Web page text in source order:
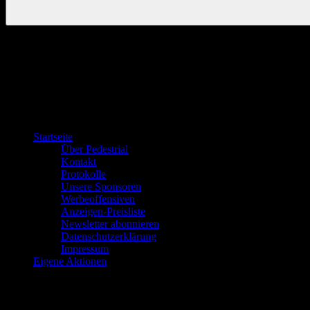
Startseite
Über Pedestrial
Kontakt
Protokolle
Unsere Sponsoren
Werbeoffensiven
Anzeigen-Preisliste
Newsletter abonnieren
Datenschutzerklärung
Impressum
Eigene Aktionen